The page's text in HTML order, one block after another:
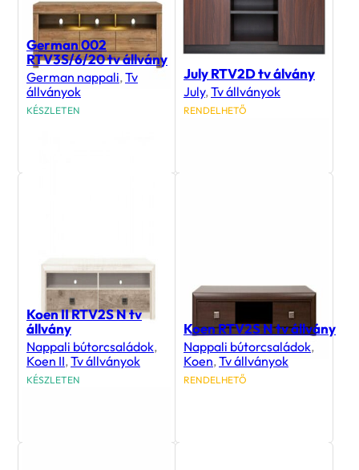
German 002
RTV3S/6/20 tv állvány
German nappali,Tv
állványok
KÉSZLETEN
July RTV2D tv álvány
July,Tv állványok
RENDELHETŐ
Koen II RTV2S N tv
állvány
Nappali bútorcsaládok,
Koen II,Tv állványok
KÉSZLETEN
Koen RTV2S N tv állvány
Nappali bútorcsaládok,
Koen,Tv állványok
RENDELHETŐ